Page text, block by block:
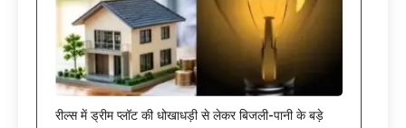
रील्स में ड्रीम प्लॉट की धोखाधड़ी से लेकर बिजली-पानी के बड़े